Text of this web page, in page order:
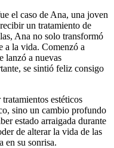
el caso de Ana, una joven
un tratamiento de
Ana no solo transformó
a la vida. Comenzó a
lanzó a nuevas
se sintió feliz consigo
estéticos
sino un cambio profundo
estado arraigada durante
de alterar la vida de las
en su sonrisa.